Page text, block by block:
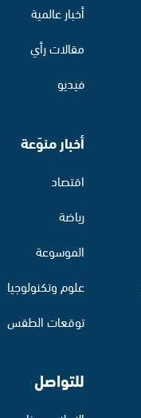
أخبار عالمية
مقالات رأي
فيديو
أخبار منوّعة
اقتصاد
رياضة
الموسوعة
علوم وتكنولوجيا
توقعات الطقس
للتواصل